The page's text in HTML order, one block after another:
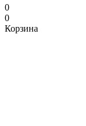
0
0
Корзина